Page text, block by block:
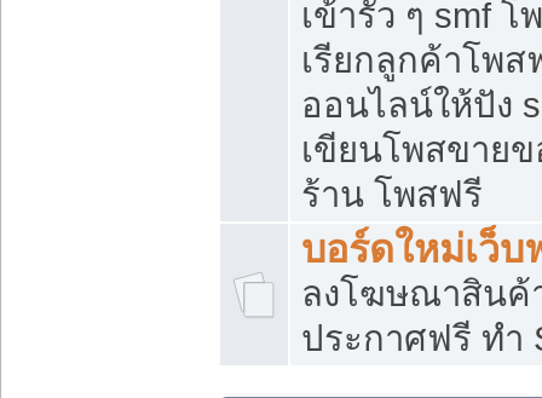
เข้ารัว ๆ smf
เรียกลูกค้าโพส
ออนไลน์ให้ปัง
เขียนโพสขาย
ร้าน โพสฟรี
บอร์ดใหม่เว็บ
ลงโฆษณาสิน
ประกาศฟรี ทำ